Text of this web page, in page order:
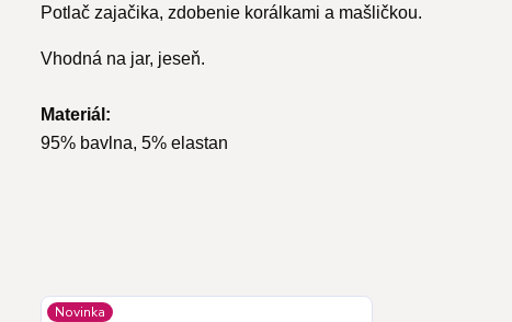
Potlač zajačika, zdobenie korálkami a mašličkou.
Vhodná na jar, jeseň.
Materiál:
95% bavlna, 5% elastan
Novinka